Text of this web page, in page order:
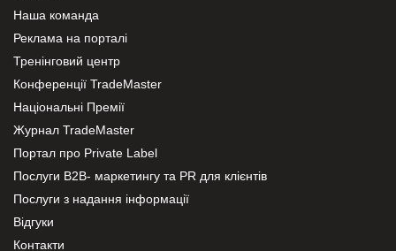
Наша команда
Реклама на порталі
Тренінговий центр
Конференції TradeMaster
Національні Премії
Журнал TradeMaster
Портал про Private Label
Послуги В2В- маркетингу та PR для клієнтів
Послуги з надання інформації
Відгуки
Контакти